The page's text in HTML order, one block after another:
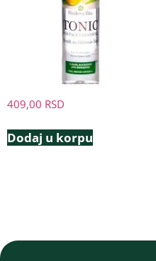
409,00 RSD
Dodaj u korpu